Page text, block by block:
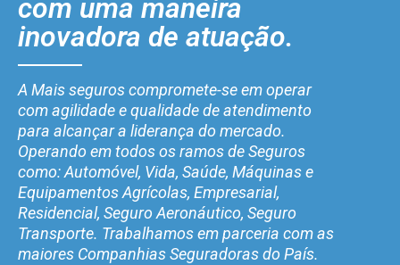
com uma maneira
inovadora de atuação.
A Mais seguros compromete-se em operar
com agilidade e qualidade de atendimento
para alcançar a liderança do mercado.
Operando em todos os ramos de Seguros
como: Automóvel, Vida, Saúde, Máquinas e
Equipamentos Agrícolas, Empresarial,
Residencial, Seguro Aeronáutico, Seguro
Transporte. Trabalhamos em parceria com as
maiores Companhias Seguradoras do País.